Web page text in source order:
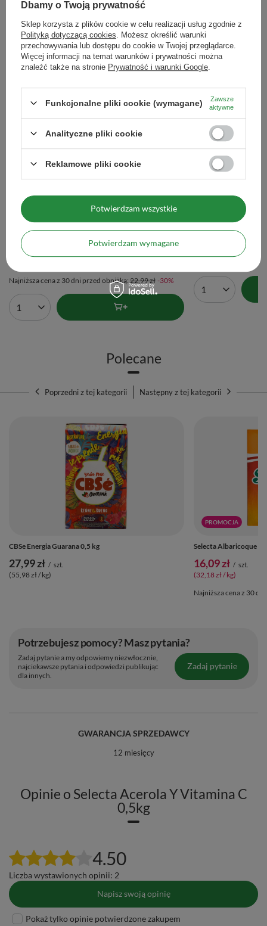
kilkukrotnie, do momentu, gdy
Maksymalna ilość towaru w
zamówieniu dla rozmiarów
1000
Zobacz również
PROMOCJA
Selecta Eucalipto Y Menta 0,5kg
16,09 zł
Najniższa cena z 30 dni przed obniżką: 22,99 zł -30%
Ilość produktów
Selecta Moringa 0,5kg
szt.
Ilość produktów
Polecane
Poprzedni z tej kategorii Następny z tej kategorii
CBSe Energia Guarana 0,5 kg
27,99 zł / szt.
(55,98 zł / kg)
PROMOCJA
Selecta Albaricoque
16,09 zł / szt.
(32,18 zł / kg)
Najniższa cena z 30
Potrzebujesz pomocy? Masz pytania?
Zadaj pytanie a my odpowiemy niezwłocznie,
najciekawsze pytania i odpowiedzi publikując
dla innych.
Zadaj pytanie
GWARANCJA SPRZEDAWCY
12 miesięcy
Opinie o Selecta Acerola Y Vitamina C
0,5kg
4.50
Liczba wystawionych opinii: 2
Napisz swoją opinię
Pokaż tylko opinie potwierdzone zakupem
Dbamy o Twoją prywatność
Sklep korzysta z plików cookie w celu realizacji usług zgodnie z
Polityką dotyczącą cookies . Możesz określić warunki
przechowywania lub dostępu do cookie w Twojej przeglądarce.
Więcej informacji na temat warunków i prywatności można
znaleźć także na stronie Prywatność i warunki Google
Funkcjonalne pliki cookie (wymagane)
Zawsze
aktywne
Analityczne pliki cookie
Reklamowe pliki cookie
Potwierdzam wymagane
Potwierdzam wszystkie